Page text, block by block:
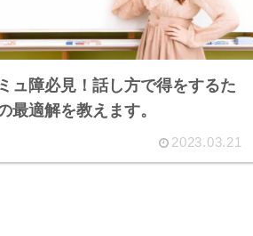
ュ障必見！話し方で得をするた
最適解を教えます。
2023.03.21